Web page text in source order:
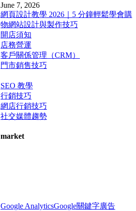
June 7, 2026
網頁設計教學 2026｜5 分鐘輕鬆學會購
物網站設計與製作技巧
開店須知
店務營運
客戶關係管理（CRM）
門市銷售技巧
SEO 教學
行銷技巧
網店行銷技巧
社交媒體趨勢
market
Google AnalyticsGoogle關鍵字廣告